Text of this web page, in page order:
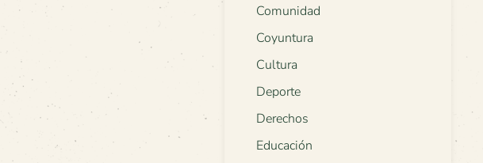
Comunidad
Coyuntura
Cultura
Deporte
Derechos
Educación